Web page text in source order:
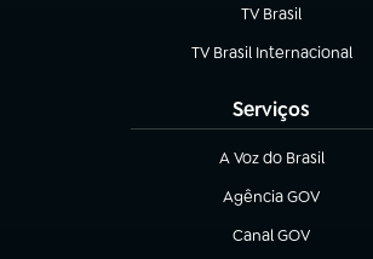
TV Brasil
(abre em nova aba)
TV Brasil Internacional
(abre em nova aba)
Serviços
A Voz do Brasil
(abre em nova aba)
Agência GOV
(abre em nova aba)
Canal GOV
(abre em nova aba)